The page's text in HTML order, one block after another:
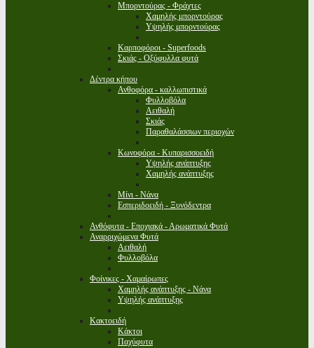
Μπορντούρας - Φράχτες
Χαμηλής μπορντούρας
Υψηλής μπορντούρας
Καρποφόροι - Superfoods
Σκιάς - Οξύφυλλα φυτά
Δέντρα κήπου
Ανθοφόρα - καλλωπιστικά
Φυλλοβόλα
Αειθαλή
Σκιάς
Παραθαλάσσιων περιοχών
Κωνοφόρα - Κυπαρισσοειδή
Υψηλής ανάπτυξης
Χαμηλής ανάπτυξης
Μίνι - Νάνα
Εσπεριδοειδή - Ξυνόδεντρα
Ανθόφυτα - Εποχιακά - Αρωματικά Φυτά
Αναρριχώμενα Φυτά
Αειθαλή
Φυλλοβόλα
Φοίνικες - Χαμαίρωπες
Χαμηλής ανάπτυξης - Νάνα
Υψηλής ανάπτυξης
Κακτοειδή
Κάκτοι
Παχύφυτα